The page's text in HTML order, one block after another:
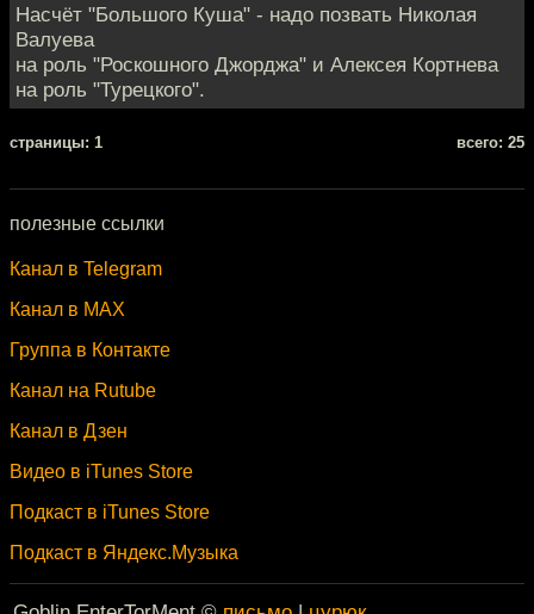
Насчёт "Большого Куша" - надо позвать Николая
Валуева
на роль "Роскошного Джорджа" и Алексея Кортнева
на роль "Турецкого".
cтраницы: 1 всего: 25
полезные ссылки
Канал в Telegram
Канал в MAX
Группа в Контакте
Канал на Rutube
Канал в Дзен
Видео в iTunes Store
Подкаст в iTunes Store
Подкаст в Яндекс.Музыка